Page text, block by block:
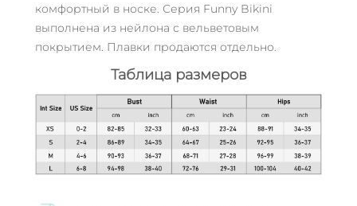
комфортный в носке. Серия Funny Bikini
выполнена из нейлона с вельветовым
покрытием. Плавки продаются отдельно.
Таблица размеров